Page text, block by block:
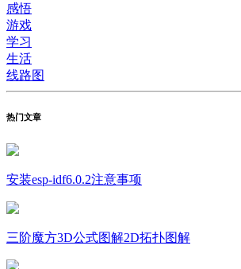
感悟
游戏
学习
生活
线路图
热门文章
安装esp-idf6.0.2注意事项
三阶魔方3D公式图解2D拓扑图解